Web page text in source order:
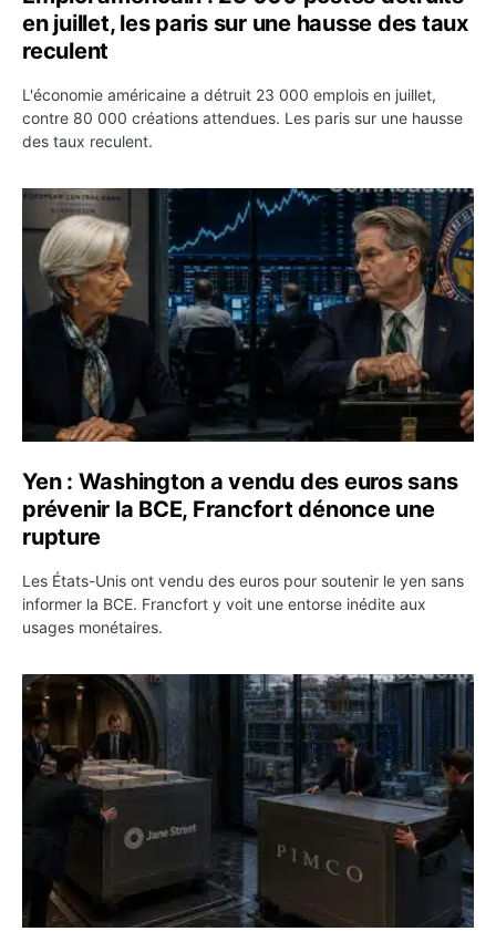
en juillet, les paris sur une hausse des taux
reculent
L'économie américaine a détruit 23 000 emplois en juillet,
contre 80 000 créations attendues. Les paris sur une hausse
des taux reculent.
Yen : Washington a vendu des euros sans prévenir la
Yen : Washington a vendu des euros sans
prévenir la BCE, Francfort dénonce une
rupture
Les États-Unis ont vendu des euros pour soutenir le yen sans
informer la BCE. Francfort y voit une entorse inédite aux
usages monétaires.
Jane Street négocie le transfert de 11 milliards de